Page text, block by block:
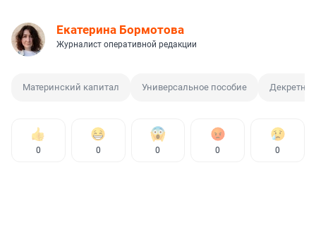
Екатерина Бормотова
Журналист оперативной редакции
Материнский капитал Универсальное пособие
0 0 0 0 0